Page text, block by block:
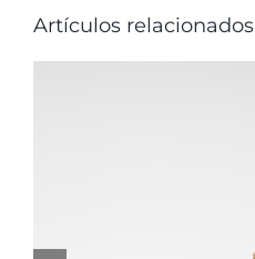
Artículos relacionados